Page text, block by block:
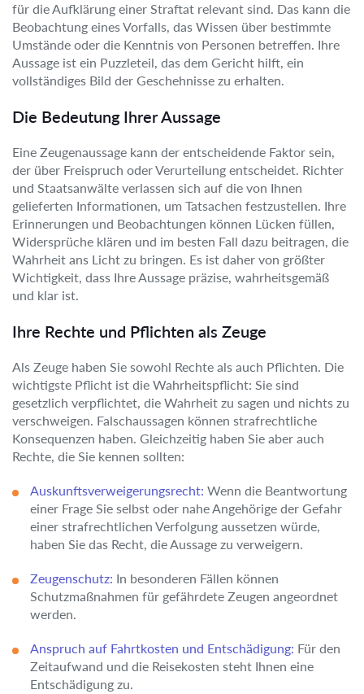
für die Aufklärung einer Straftat relevant sind. Das kann die
Beobachtung eines Vorfalls, das Wissen über bestimmte
Umstände oder die Kenntnis von Personen betreffen. Ihre
Aussage ist ein Puzzleteil, das dem Gericht hilft, ein
vollständiges Bild der Geschehnisse zu erhalten.
Die Bedeutung Ihrer Aussage
Eine Zeugenaussage kann der entscheidende Faktor sein,
der über Freispruch oder Verurteilung entscheidet. Richter
und Staatsanwälte verlassen sich auf die von Ihnen
gelieferten Informationen, um Tatsachen festzustellen. Ihre
Erinnerungen und Beobachtungen können Lücken füllen,
Widersprüche klären und im besten Fall dazu beitragen, die
Wahrheit ans Licht zu bringen. Es ist daher von größter
Wichtigkeit, dass Ihre Aussage präzise, wahrheitsgemäß
und klar ist.
Ihre Rechte und Pflichten als Zeuge
Als Zeuge haben Sie sowohl Rechte als auch Pflichten. Die
wichtigste Pflicht ist die Wahrheitspflicht: Sie sind
gesetzlich verpflichtet, die Wahrheit zu sagen und nichts zu
verschweigen. Falschaussagen können strafrechtliche
Konsequenzen haben. Gleichzeitig haben Sie aber auch
Rechte, die Sie kennen sollten:
Auskunftsverweigerungsrecht: Wenn die Beantwortung
einer Frage Sie selbst oder nahe Angehörige der Gefahr
einer strafrechtlichen Verfolgung aussetzen würde,
haben Sie das Recht, die Aussage zu verweigern.
Zeugenschutz: In besonderen Fällen können
Schutzmaßnahmen für gefährdete Zeugen angeordnet
werden.
Anspruch auf Fahrtkosten und Entschädigung: Für den
Zeitaufwand und die Reisekosten steht Ihnen eine
Entschädigung zu.